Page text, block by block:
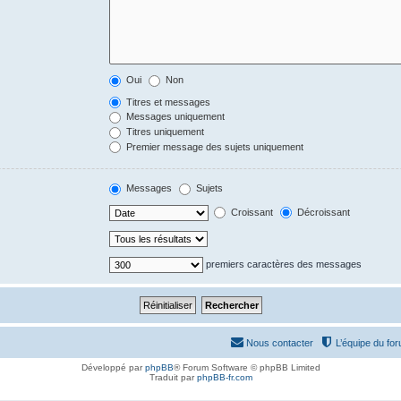
Oui Non
Titres et messages
Messages uniquement
Titres uniquement
Premier message des sujets uniquement
Messages Sujets
Croissant Décroissant
premiers caractères des messages
L’équipe du
Nous contacter
Développé parphpBB® Forum Software © phpBB Limited
Traduit parphpBB-fr.com